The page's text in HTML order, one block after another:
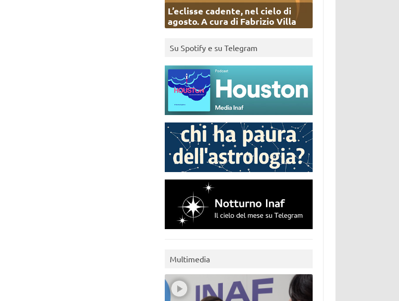
L’eclisse cadente, nel cielo di
agosto. A cura di Fabrizio Villa
Su Spotify e su Telegram
Multimedia